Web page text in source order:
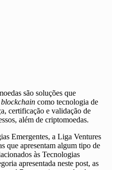
são soluções que
blockchain como tecnologia de
certificação e validação de
além de criptomoedas.
Emergentes, a Liga Ventures
que apresentam algum tipo de
às Tecnologias
apresentada neste post, as